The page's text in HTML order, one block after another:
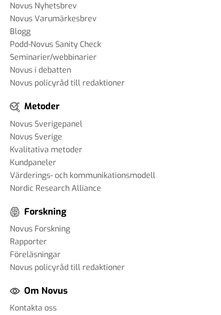
Novus Nyhetsbrev
Novus Varumärkesbrev
Blogg
Podd-Novus Sanity Check
Seminarier/webbinarier
Novus i debatten
Novus policyråd till redaktioner
Metoder
Novus Sverigepanel
Novus Sverige
Kvalitativa metoder
Kundpaneler
Värderings- och kommunikationsmodell
Nordic Research Alliance
Forskning
Novus Forskning
Rapporter
Föreläsningar
Novus policyråd till redaktioner
Om Novus
Kontakta oss